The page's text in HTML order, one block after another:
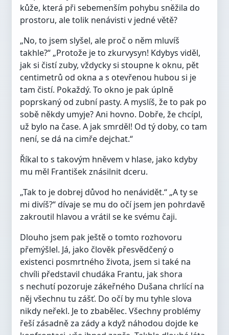
kůže, která při sebemenším pohybu sněžila do
prostoru, ale tolik nenávisti v jedné větě?
„No, to jsem slyšel, ale proč o něm mluvíš
takhle?“ „Protože je to zkurvysyn! Kdybys viděl,
jak si čistí zuby, vždycky si stoupne k oknu, pět
centimetrů od okna a s otevřenou hubou si je
tam čistí. Pokaždý. To okno je pak úplně
poprskaný od zubní pasty. A myslíš, že to pak po
sobě někdy umyje? Ani hovno. Dobře, že chcípl,
už bylo na čase. A jak smrděl! Od tý doby, co tam
není, se dá na cimře dejchat.“
Říkal to s takovým hněvem v hlase, jako kdyby
mu měl František znásilnit dceru.
„Tak to je dobrej důvod ho nenávidět.“ „A ty se
mi divíš?“ dívaje se mu do očí jsem jen pohrdavě
zakroutil hlavou a vrátil se ke svému čaji.
Dlouho jsem pak ještě o tomto rozhovoru
přemýšlel. Já, jako člověk přesvědčený o
existenci posmrtného života, jsem si také na
chvíli představil chudáka Frantu, jak shora
s nechutí pozoruje zákeřného Dušana chrlící na
něj všechnu tu zášť. Do očí by mu tyhle slova
nikdy neřekl. Je to zbabělec. Všechny problémy
řeší zásadně za zády a když náhodou dojde ke